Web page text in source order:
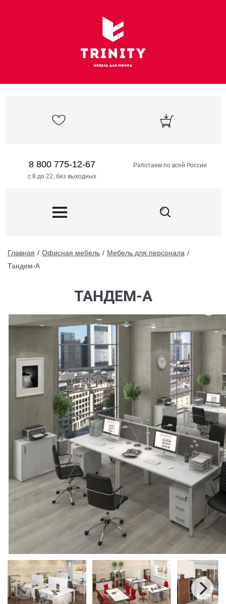
8 800 775-12-67
с 8 до 22, без выходных
Работаем по всей России
Главная Офисная мебель
Мебель для персонала
Тандем-А
ТАНДЕМ-А